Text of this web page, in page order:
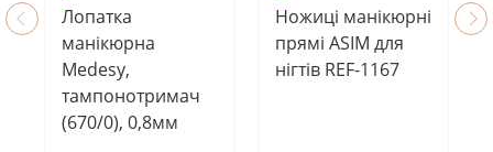
Лопатка
манікюрна
Medesy,
тампонотримач
(670/0), 0,8мм
Ножиці манікюрні
прямі ASIM для
нігтів REF-1167